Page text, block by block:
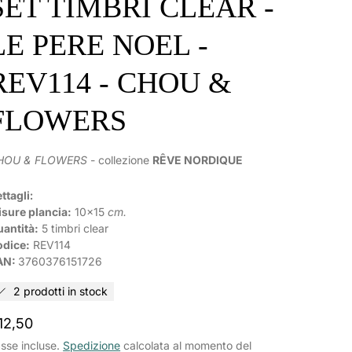
TIMBRI CLEAR -
PERE NOEL -
- CHOU &
& FLOWERS - collezione RÊVE NORDIQUE
plancia: 10x15 cm.
5 timbri clear
REV114
3760376151726
2 prodotti in stock
incluse. Spedizione calcolata al momento del